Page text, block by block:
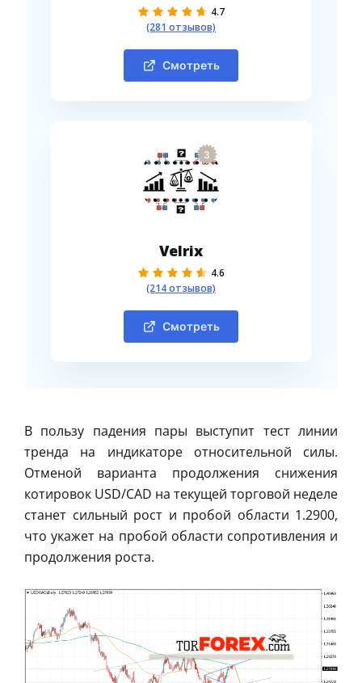
4.7
(281 отзывов)
Смотреть
3
Velrix
4.6
(214 отзывов)
Смотреть
В пользу падения пары выступит тест линии
тренда на индикаторе относительной силы.
Отменой варианта продолжения снижения
котировок USD/CAD на текущей торговой неделе
станет сильный рост и пробой области 1.2900,
что укажет на пробой области сопротивления и
продолжения роста.